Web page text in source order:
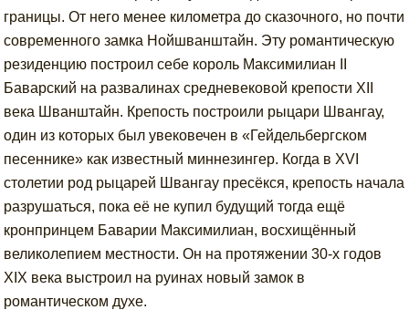
границы. От него менее километра до сказочного, но почти
современного замка Нойшванштайн. Эту романтическую
резиденцию построил себе король Максимилиан II
Баварский на развалинах средневековой крепости XII
века Шванштайн. Крепость построили рыцари Швангау,
один из которых был увековечен в «Гейдельбергском
песеннике» как известный миннезингер. Когда в XVI
столетии род рыцарей Швангау пресёкся, крепость начала
разрушаться, пока её не купил будущий тогда ещё
кронпринцем Баварии Максимилиан, восхищённый
великолепием местности. Он на протяжении 30-х годов
XIX века выстроил на руинах новый замок в
романтическом духе.